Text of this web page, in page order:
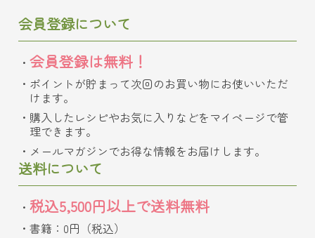
会員登録について
会員登録は無料！
ポイントが貯まって次回のお買い物にお使いいただ
けます。
購入したレシピやお気に入りなどをマイページで管
理できます。
メールマガジンでお得な情報をお届けします。
送料について
税込5,500円以上で送料無料
書籍：0円（税込）